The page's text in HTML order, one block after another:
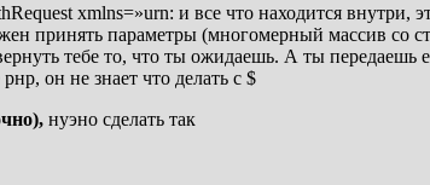
xmlns=»urn: и все что находится
принять параметры (многомерный массив со
тебе то, что ты ожидаешь. А ты
он не знает что делать с $
нуэно сделать так